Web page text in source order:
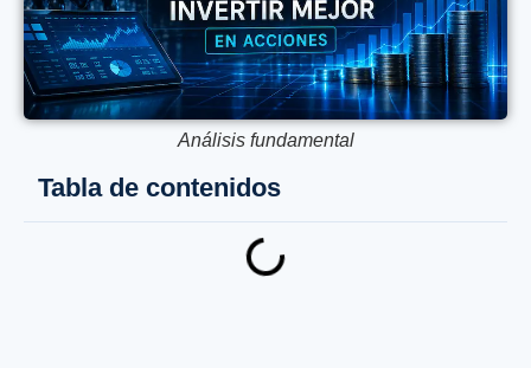
Análisis fundamental
Tabla de contenidos